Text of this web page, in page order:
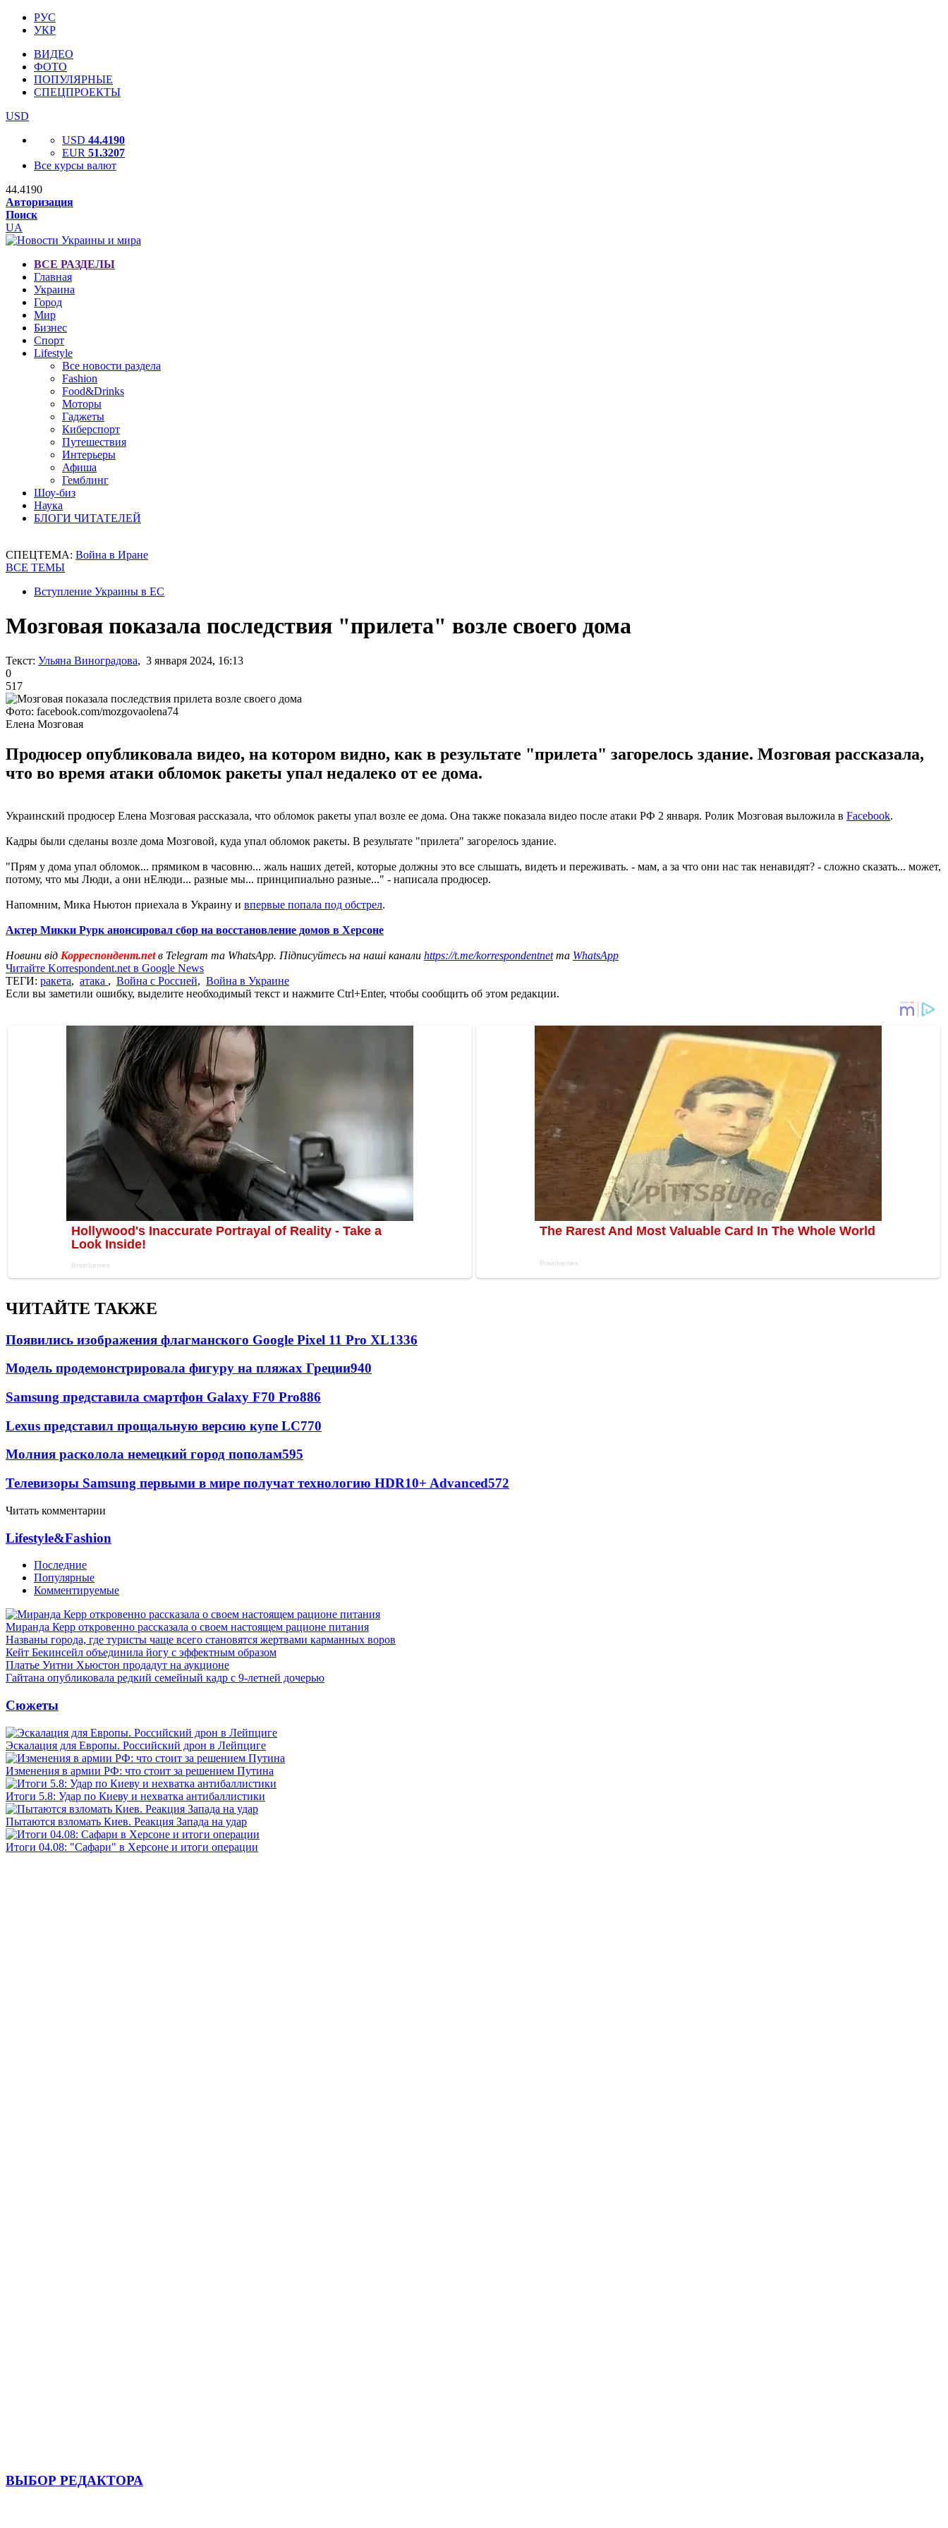
РУС
УКР
ВИДЕО
ФОТО
ПОПУЛЯРНЫЕ
СПЕЦПРОЕКТЫ
USD
USD 44.4190
EUR 51.3207
Все курсы валют
44.4190
Авторизация
Поиск
UA
ВСЕ РАЗДЕЛЫ
Главная
Украина
Город
Мир
Бизнес
Спорт
Lifestyle
Все новости раздела
Fashion
Food&Drinks
Моторы
Гаджеты
Киберспорт
Путешествия
Интерьеры
Афиша
Гемблинг
Шоу-биз
Наука
БЛОГИ ЧИТАТЕЛЕЙ
СПЕЦТЕМА: Война в Иране
ВСЕ ТЕМЫ
Вступление Украины в ЕС
Мозговая показала последствия "прилета" возле своего дома
Текст: Ульяна Виноградова, 3 января 2024, 16:13
0
517
Фото: facebook.com/mozgovaolena74
Елена Мозговая
Продюсер опубликовала видео, на котором видно, как в результате "прилета" загорелось здание. Мозговая рассказала,
что во время атаки обломок ракеты упал недалеко от ее дома.
Украинский продюсер Елена Мозговая рассказала, что обломок ракеты упал возле ее дома. Она также показала видео после атаки РФ 2 января. Ролик Мозговая выложила в Facebook.
Кадры были сделаны возле дома Мозговой, куда упал обломок ракеты. В результате "прилета" загорелось здание.
"Прям у дома упал обломок... прямиком в часовню... жаль наших детей, которые должны это все слышать, видеть и переживать. - мам, а за что они нас так ненавидят? - сложно сказать... может,
потому, что мы Люди, а они нЕлюди... разные мы... принципиально разные..." - написала продюсер.
Напомним, Мика Ньютон приехала в Украину и впервые попала под обстрел.
Актер Микки Рурк анонсировал сбор на восстановление домов в Херсоне
Новини від Корреспондент.netв Telegram та WhatsApp. Підписуйтесь на наші канали https://t.me/korrespondentnetта WhatsApp
Читайте Korrespondent.net в Google News
ТЕГИ: ракета, атака , Война с Россией, Война в Украине
Если вы заметили ошибку, выделите необходимый текст и нажмите Ctrl+Enter, чтобы сообщить об этом редакции.
ЧИТАЙТЕ ТАКЖЕ
Появились изображения флагманского Google Pixel 11 Pro XL1336
Модель продемонстрировала фигуру на пляжах Греции940
Samsung представила смартфон Galaxy F70 Pro886
Lexus представил прощальную версию купе LC770
Молния расколола немецкий город пополам595
Телевизоры Samsung первыми в мире получат технологию HDR10+ Advanced572
Читать комментарии
Lifestyle&Fashion
Последние
Популярные
Комментируемые
Миранда Керр откровенно рассказала о своем настоящем рационе питания
Названы города, где туристы чаще всего становятся жертвами карманных воров
Кейт Бекинсейл объединила йогу с эффектным образом
Платье Уитни Хьюстон продадут на аукционе
Гайтана опубликовала редкий семейный кадр с 9-летней дочерью
Сюжеты
Эскалация для Европы. Российский дрон в Лейпциге
Изменения в армии РФ: что стоит за решением Путина
Итоги 5.8: Удар по Киеву и нехватка антибаллистики
Пытаются взломать Киев. Реакция Запада на удар
Итоги 04.08: "Сафари" в Херсоне и итоги операции
ВЫБОР РЕДАКТОРА